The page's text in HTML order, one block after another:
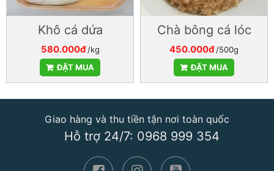
Khô cá dứa
580.000đ /kg
ĐẶT MUA
Chà bông cá lóc
450.000đ /500g
ĐẶT MUA
Giao hàng và thu tiền tận nơi toàn quốc
Hỗ trợ 24/7: 0968 999 354